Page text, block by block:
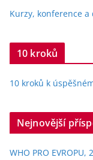
Kurzy, konference
10 kroků
10 kroků k
Nejnovější
WHO PRO EVROPU,